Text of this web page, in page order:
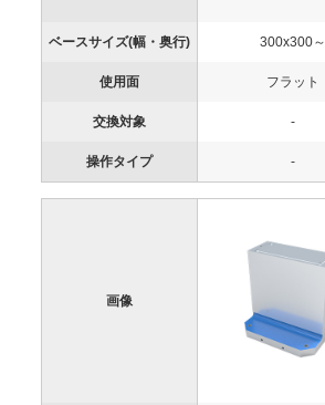
ベースサイズ(幅・奥行) 300x300～
使用面 フラット
交換対象 -
操作タイプ -
画像